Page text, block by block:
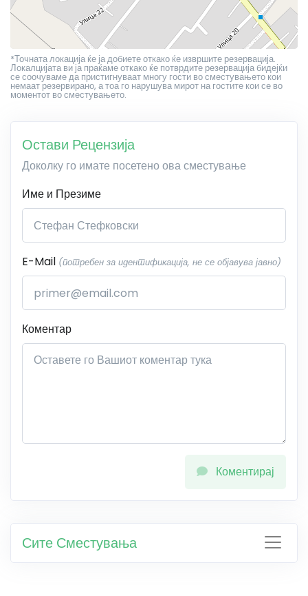
*Точната локација ќе ја добиете откако ќе извршите резервација.
Локалцијата ви ја праќаме откако ќе потврдите резервација бидејќи
се соочуваме да пристигнуваат многу гости во сместувањето кои
немаат резервирано, а тоа го нарушува мирот на гостите кои се во
моментот во сместувањето.
Остави Рецензија
Доколку го имате посетено ова сместување
Име и Презиме
E-Mail (потребен за идентификација, не се објавува јавно)
Коментар
Коментирај
Сите Сместувања